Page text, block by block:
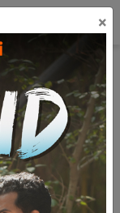
×
- 32
1.5k